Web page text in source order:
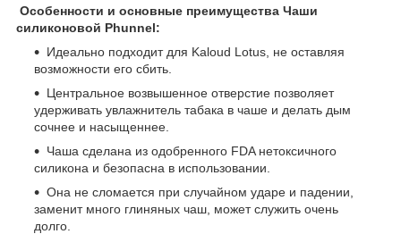
Особенности и основные преимущества Чаши
силиконовой Phunnel:
Идеально подходит для Kaloud Lotus, не оставляя
возможности его сбить.
Центральное возвышенное отверстие позволяет
удерживать увлажнитель табака в чаше и делать дым
сочнее и насыщеннее.
Чаша сделана из одобренного FDA нетоксичного
силикона и безопасна в использовании.
Она не сломается при случайном ударе и падении,
заменит много глиняных чаш, может служить очень
долго.